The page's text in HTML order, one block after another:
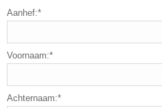
Aanhef:*
Voornaam:*
Achternaam:*